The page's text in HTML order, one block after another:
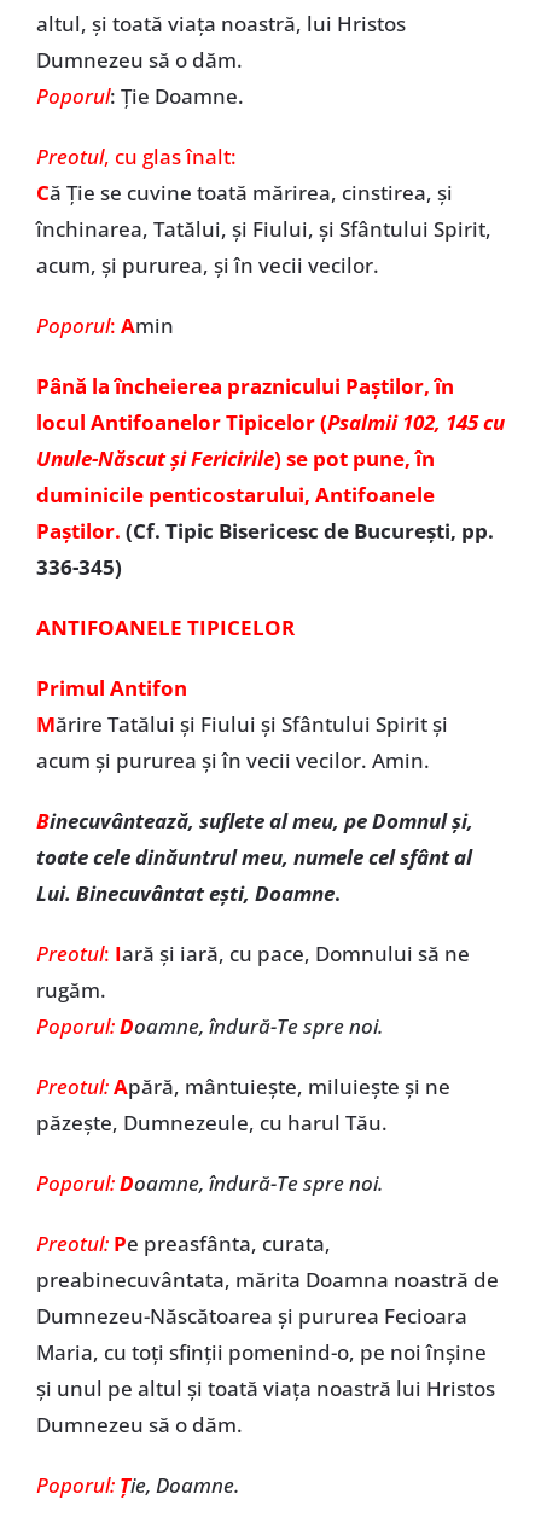
altul, și toată viața noastră, lui Hristos
Dumnezeu să o dăm.
Poporul: Ție Doamne.
Preotul, cu glas înalt:
Că Ție se cuvine toată mărirea, cinstirea, și
închinarea, Tatălui, și Fiului, și Sfântului Spirit,
acum, și pururea, și în vecii vecilor.
Poporul: Amin
Până la încheierea praznicului Paștilor, în
locul Antifoanelor Tipicelor (Psalmii 102, 145 cu
Unule-Născut și Fericirile) se pot pune, în
duminicile penticostarului, Antifoanele
Paștilor. (Cf. Tipic Bisericesc de București, pp.
336-345)
ANTIFOANELE TIPICELOR
Primul Antifon
Mărire Tatălui şi Fiului şi Sfântului Spirit și
acum și pururea și în vecii vecilor. Amin.
Binecuvântează, suflete al meu, pe Domnul şi,
toate cele dinăuntrul meu, numele cel sfânt al
Lui. Binecuvântat eşti, Doamne.
Preotul: Iară şi iară, cu pace, Domnului să ne
rugăm.
Poporul:Doamne, îndură-Te spre noi.
Preotul:Apără, mântuieşte, miluieşte şi ne
păzeşte, Dumnezeule, cu harul Tău.
Poporul:Doamne, îndură-Te spre noi.
Preotul: Pe preasfânta, curata,
preabinecuvântata, mărita Doamna noastră de
Dumnezeu-Născătoarea şi pururea Fecioara
Maria, cu toţi sfinţii pomenind-o, pe noi înşine
şi unul pe altul şi toată viaţa noastră lui Hristos
Dumnezeu să o dăm.
Poporul: Ţie, Doamne.